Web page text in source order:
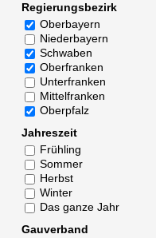
Regierungsbezirk
Oberbayern
Niederbayern
Schwaben
Oberfranken
Unterfranken
Mittelfranken
Oberpfalz
Jahreszeit
Frühling
Sommer
Herbst
Winter
Das ganze Jahr
Gauverband